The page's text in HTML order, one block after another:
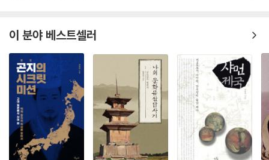
일반적으로 나보다 사회·경제적으로 나은 사람에게 공손하기는 쉽지만 당
당하기는 어려운 법이다. 반대로 나보다 못하다고 생각하는 사람을 가볍게
대하기는 쉽지만 겸손하기는 힘들다. ‘나’라는 상을 가지고 대하기 때문이
다. 불교에서 경계하는 것도 바로 이 부분이다. 진정한 적인의 삶은 강자 앞
에선 당당할 수 있고, 약자 앞에서는 한없이 겸손할 수 있는 삶이다. --- p.
108
스승이 입적하자 무염은 여러 곳을 다니면서 고아나 가난한 이들을 위해
뿐이다.
우리 문화사 일대의 사건을 통해 귀족들만의 축제는 끝났다고 선언한 한국
선종의 시발점. 하지만 안타깝게도 우리에게 그 역사는 점점 희미해지고
있다. 이러한 상황에서 저자는 구산선문의 아홉 선승들이 지향했던 정신을
계승해 오늘에 맞게 해석하고 의미를 되살려야 한다고 말한다. 그것이 이
책을 집필하게 된 계기였음도 고백하고 있다. 그렇다면 선사들이 지향한
정신은 무엇이길래 21세기를 사는 우리가 다시금 해석하고 의미를 되새겨
야 한단 말인가.
이 분야 베스트셀러